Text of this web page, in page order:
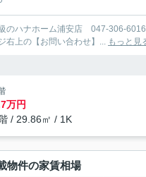
ハナホーム浦安店 047-306-6016★ ◎内
右上の【お問い合わせ】... もっと見
万円
/ 29.86㎡ / 1K
物件の家賃相場